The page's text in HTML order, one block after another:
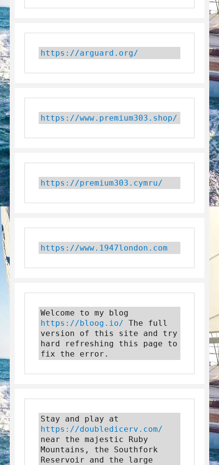
https://arguard.org/
https://www.premium303.shop/
https://premium303.cymru/
https://www.1947london.com
https://bloog.io/ The full
version of this site and try
hard refreshing this page to
fix the error.
https://doubledicerv.com/
near the majestic Ruby
Mountains, the Southfork
Reservoir and the large